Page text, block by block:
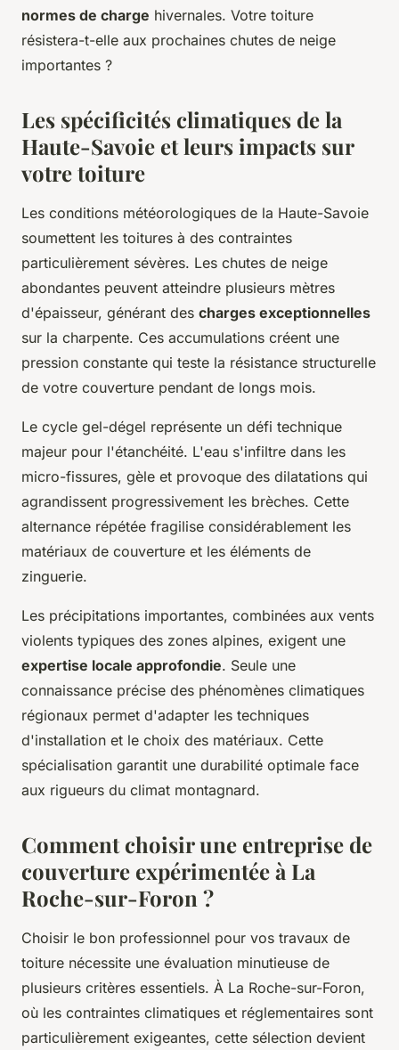
normes de charge hivernales. Votre toiture
résistera-t-elle aux prochaines chutes de neige
importantes ?
Les spécificités climatiques de la
Haute-Savoie et leurs impacts sur
votre toiture
Les conditions météorologiques de la Haute-Savoie
soumettent les toitures à des contraintes
particulièrement sévères. Les chutes de neige
abondantes peuvent atteindre plusieurs mètres
d'épaisseur, générant des charges exceptionnelles
sur la charpente. Ces accumulations créent une
pression constante qui teste la résistance structurelle
de votre couverture pendant de longs mois.
Le cycle gel-dégel représente un défi technique
majeur pour l'étanchéité. L'eau s'infiltre dans les
micro-fissures, gèle et provoque des dilatations qui
agrandissent progressivement les brèches. Cette
alternance répétée fragilise considérablement les
matériaux de couverture et les éléments de
zinguerie.
Les précipitations importantes, combinées aux vents
violents typiques des zones alpines, exigent une
expertise locale approfondie. Seule une
connaissance précise des phénomènes climatiques
régionaux permet d'adapter les techniques
d'installation et le choix des matériaux. Cette
spécialisation garantit une durabilité optimale face
aux rigueurs du climat montagnard.
Comment choisir une entreprise de
couverture expérimentée à La
Roche-sur-Foron ?
Choisir le bon professionnel pour vos travaux de
toiture nécessite une évaluation minutieuse de
plusieurs critères essentiels. À La Roche-sur-Foron,
où les contraintes climatiques et réglementaires sont
particulièrement exigeantes, cette sélection devient